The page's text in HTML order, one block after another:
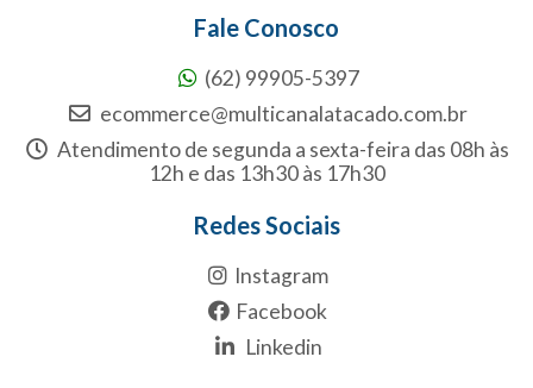
Fale Conosco
(62) 99905-5397
ecommerce@multicanalatacado.com.br
Atendimento de segunda a sexta-feira das 08h às
12h e das 13h30 às 17h30
Redes Sociais
Instagram
Facebook
Linkedin